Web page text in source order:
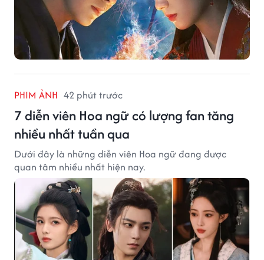
PHIM ẢNH 42 phút trước
7 diễn viên Hoa ngữ có lượng fan tăng
nhiều nhất tuần qua
Dưới đây là những diễn viên Hoa ngữ đang được
quan tâm nhiều nhất hiện nay.